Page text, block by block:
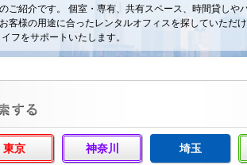
ご紹介です。 個室・専有、共有スペース、時間貸しや
客様の用途に合ったレンタルオフィスを探していただ
フをサポートいたします。
東京 神奈川 埼玉